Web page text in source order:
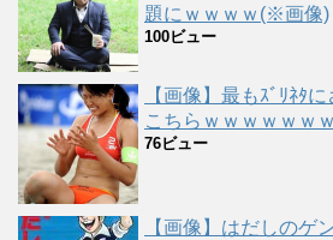
題にｗｗｗｗ(※画像)
100ビュー
【画像】最もｽﾞﾘﾈﾀ
こちらｗｗｗｗｗｗ
76ビュー
【画像】はだしのゲ